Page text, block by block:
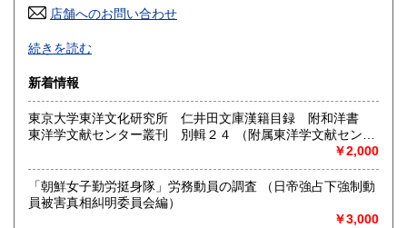
高知県 600円
佐賀県
熊本県 600円 大分県 600円
宮崎県 600円 鹿児島県 600円
沖縄県 1,500円
店舗へのお問い合わせ
朝鮮・中国の戦前資料を中心に学術書から一般書まで多数
漢方・鍼灸書,易学、囲碁・将棋本、美術書も多数陳列
沿線名：JR/近鉄/地下鉄
最寄駅：鶴橋駅(南へ3分) JRガード下
営業時間：PM1〜PM7 【年末年始休業期間】 2025年12
月30日(火)～ 2026年1月4日(日) 【営業再開日】 2026年1月5
日(月)より、通常営業いたします。 休業期間中も、「日本の
古本屋」他メールでのご注文は受け付けております。
定休日：定休日 毎週水曜日休みます。
続きを読む
新着情報
東京大学東洋文化研究所 仁井田文庫漢籍目録 附和洋書
東洋学文献センター叢刊 別輯２４ （附属東洋学文献センタ
￥2,000
「朝鮮女子勤労挺身隊」労務動員の調査 （日帝強占下強制動
員被害真相糾明委員会編）
￥3,000